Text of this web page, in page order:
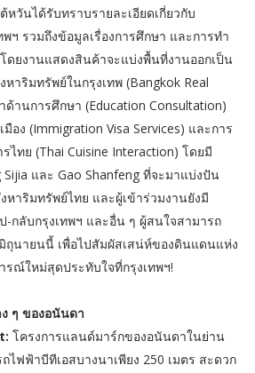
หวันได้รับทราบรายละเอียดเกี่ยวกับ
ฯ รวมถึงข้อมูลเรื่องการศึกษา และการทำ
ดยงานแสดงสินค้าจะแบ่งพื้นที่งานออกเป็น
าริมทรัพย์ในกรุงเทพ (Bangkok Real
ด้านการศึกษา (Education Consultation)
อง (Immigration Visa Services) และการ
ไทย (Thai Cuisine Interaction) โดยมี
และ Gao Shanfeng ที่จะมาแบ่งปัน
หาริมทรัพย์ไทย และผู้เข้าร่วมงานยังมี
-กลับกรุงเทพฯ และอื่น ๆ ผู้สนใจสามารถ
ถุนายนนี้ เพื่อไปสัมผัสเสน่ห์ของดินแดนแห่ง
รณ์ใหม่สุดประทับใจที่กรุงเทพฯ!
ๆ ของอนันดา
โครงการแลนด์มาร์กของอนันดาในย่าน
ไฟฟ้าบีทีเอสบางนาเพียง 250 เมตร สะดวก